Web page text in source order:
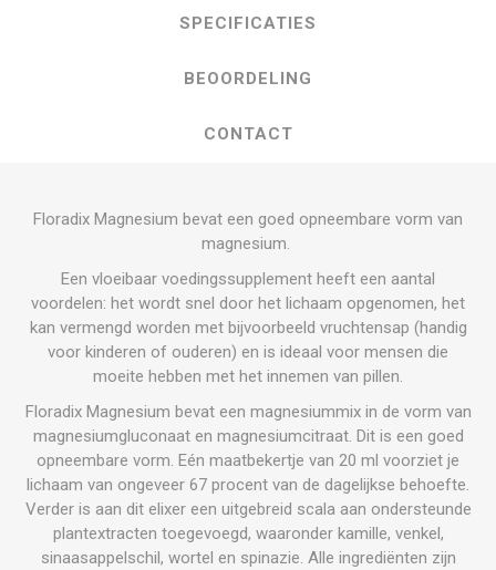
SPECIFICATIES
BEOORDELING
CONTACT
Floradix Magnesium bevat een goed opneembare vorm van
magnesium.
Een vloeibaar voedingssupplement heeft een aantal
voordelen: het wordt snel door het lichaam opgenomen, het
kan vermengd worden met bijvoorbeeld vruchtensap (handig
voor kinderen of ouderen) en is ideaal voor mensen die
moeite hebben met het innemen van pillen.
Floradix Magnesium bevat een magnesiummix in de vorm van
magnesiumgluconaat en magnesiumcitraat. Dit is een goed
opneembare vorm. Eén maatbekertje van 20 ml voorziet je
lichaam van ongeveer 67 procent van de dagelijkse behoefte.
Verder is aan dit elixer een uitgebreid scala aan ondersteunde
plantextracten toegevoegd, waaronder kamille, venkel,
sinaasappelschil, wortel en spinazie. Alle ingrediënten zijn